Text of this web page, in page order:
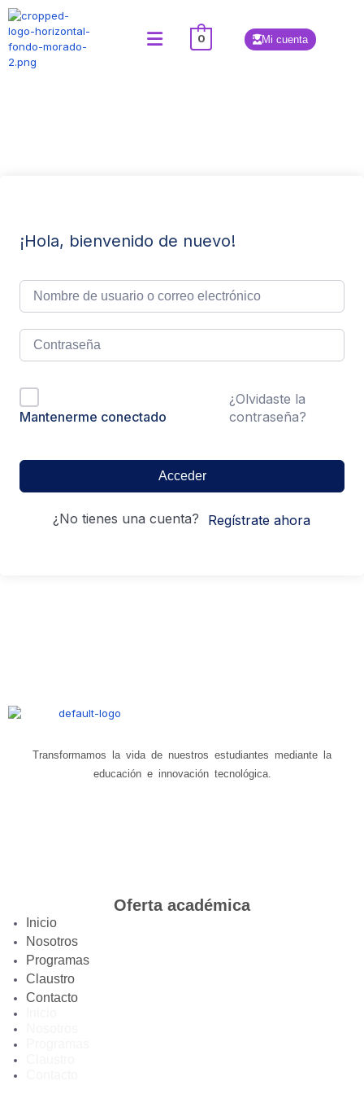
0 Mi cuenta
¡Hola, bienvenido de nuevo!
Mantenerme conectado
¿Olvidaste la
contraseña?
Acceder
¿No tienes una cuenta? Regístrate ahora
Transformamos la vida de nuestros estudiantes mediante la
educación e innovación tecnológica.
Oferta académica
Inicio
Nosotros
Programas
Claustro
Contacto